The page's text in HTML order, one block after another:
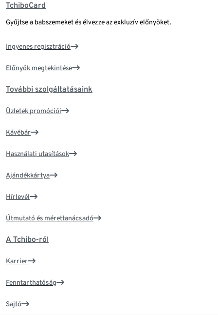
TchiboCard
Gyűjtse a babszemeket és élvezze az exkluzív előnyöket.
Ingyenes regisztráció
Előnyök megtekintése
További szolgáltatásaink
Üzletek promóciói
Kávébár
Használati utasítások
Ajándékkártya
Hírlevél
Útmutató és mérettanácsadó
A Tchibo-ról
Karrier
Fenntarthatóság
Sajtó